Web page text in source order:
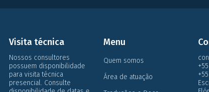
Visita técnica
Nossos consultores
possuem disponibilidade
para visita técnica
presencial. Consulte
Menu
Quem somos
Área de atuação